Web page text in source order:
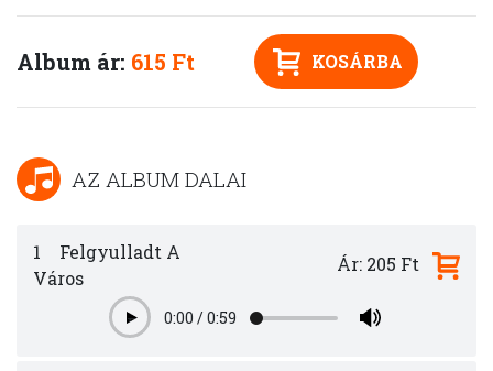
Album ár: 615 Ft KOSÁRBA
AZ ALBUM DALAI
1
Felgyulladt A
Város
Play0:00 /0:59
Ár: 205 Ft